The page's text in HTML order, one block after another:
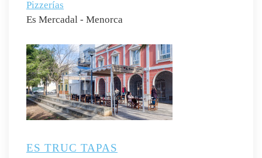
Pizzerías
Es Mercadal - Menorca
ES TRUC TAPAS